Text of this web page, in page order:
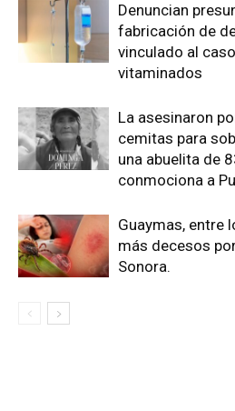
Denuncian
fabricación de
vinculado al
vitaminados
La asesinaron
cemitas para
una abuelita de
conmociona a
Guaymas, entre
más decesos
Sonora.